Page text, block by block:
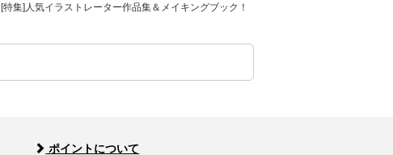
[特集]人気イラストレーター作品集＆メイキングブック！
ポイントについて